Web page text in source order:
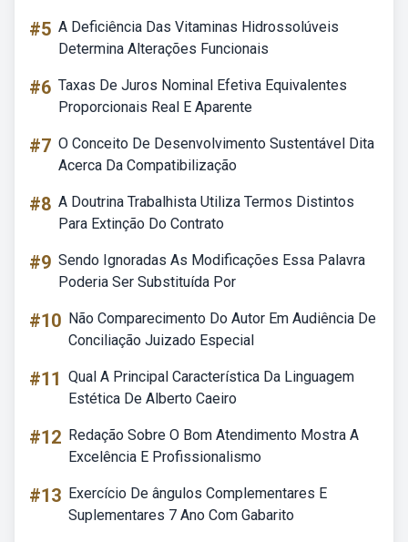
#5 A Deficiência Das Vitaminas Hidrossolúveis
Determina Alterações Funcionais
#6 Taxas De Juros Nominal Efetiva Equivalentes
Proporcionais Real E Aparente
#7 O Conceito De Desenvolvimento Sustentável Dita
Acerca Da Compatibilização
#8 A Doutrina Trabalhista Utiliza Termos Distintos
Para Extinção Do Contrato
#9 Sendo Ignoradas As Modificações Essa Palavra
Poderia Ser Substituída Por
#10 Não Comparecimento Do Autor Em Audiência De
Conciliação Juizado Especial
#11 Qual A Principal Característica Da Linguagem
Estética De Alberto Caeiro
#12 Redação Sobre O Bom Atendimento Mostra A
Excelência E Profissionalismo
#13 Exercício De ângulos Complementares E
Suplementares 7 Ano Com Gabarito